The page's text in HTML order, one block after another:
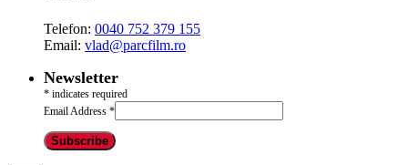
Telefon: 0040 752 379 155
Email: vlad@parcfilm.ro
Newsletter
* indicates required
Email Address *